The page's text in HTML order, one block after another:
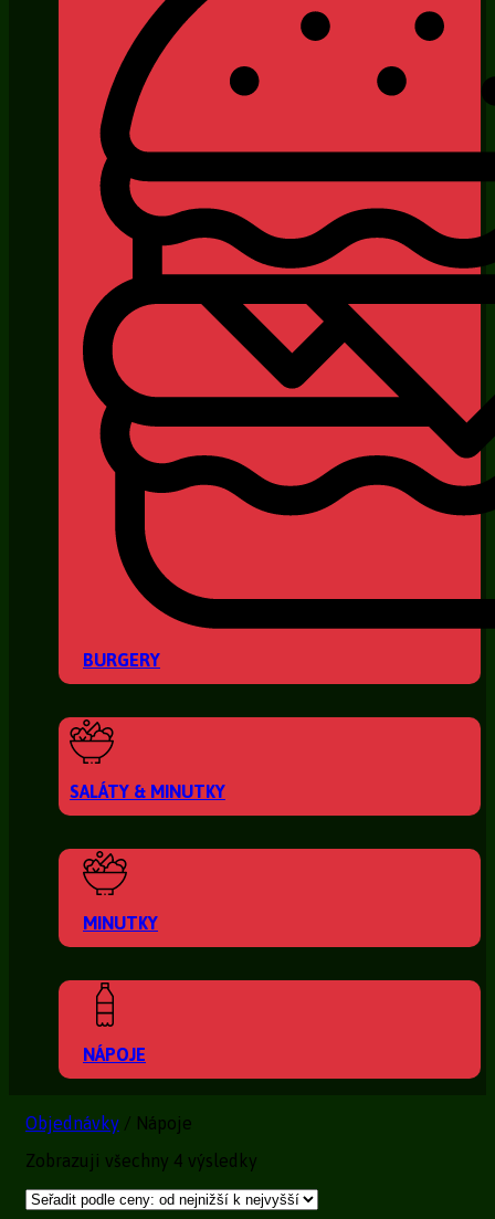
BURGERY
SALÁTY & MINUTKY
MINUTKY
NÁPOJE
Objednávky / Nápoje
Zobrazuji všechny 4 výsledky